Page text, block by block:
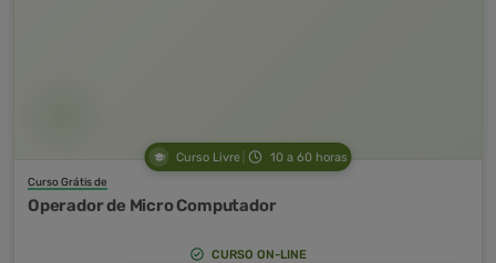
Curso Livre 10 a 60 horas
Curso Grátis de
Operador de Micro Computador
CURSO ON-LINE